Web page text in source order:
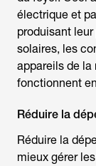
électrique et
produisant
solaires, les
appareils de la
fonctionnent
Réduire la
Réduire la
mieux gérer